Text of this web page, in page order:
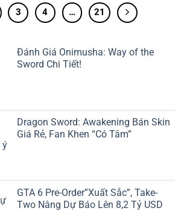
3 4 … 21
Đánh Giá Onimusha: Way of the
Sword Chi Tiết!
Dragon Sword: Awakening Bán Skin
Giá Rẻ, Fan Khen “Có Tâm”
GTA 6 Pre-Order”Xuất Sắc”, Take-
Two Nâng Dự Báo Lên 8,2 Tỷ USD